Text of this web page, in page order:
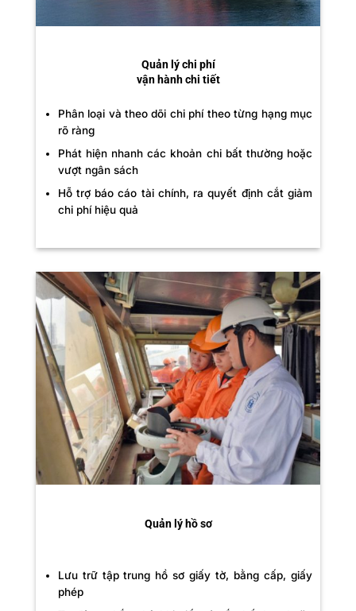
Quản lý chi phí
vận hành chi tiết
Phân loại và theo dõi chi phí theo từng hạng mục
rõ ràng
Phát hiện nhanh các khoản chi bất thường hoặc
vượt ngân sách
Hỗ trợ báo cáo tài chính, ra quyết định cắt giảm
chi phí hiệu quả
Quản lý hồ sơ
Lưu trữ tập trung hồ sơ giấy tờ, bằng cấp, giấy
phép